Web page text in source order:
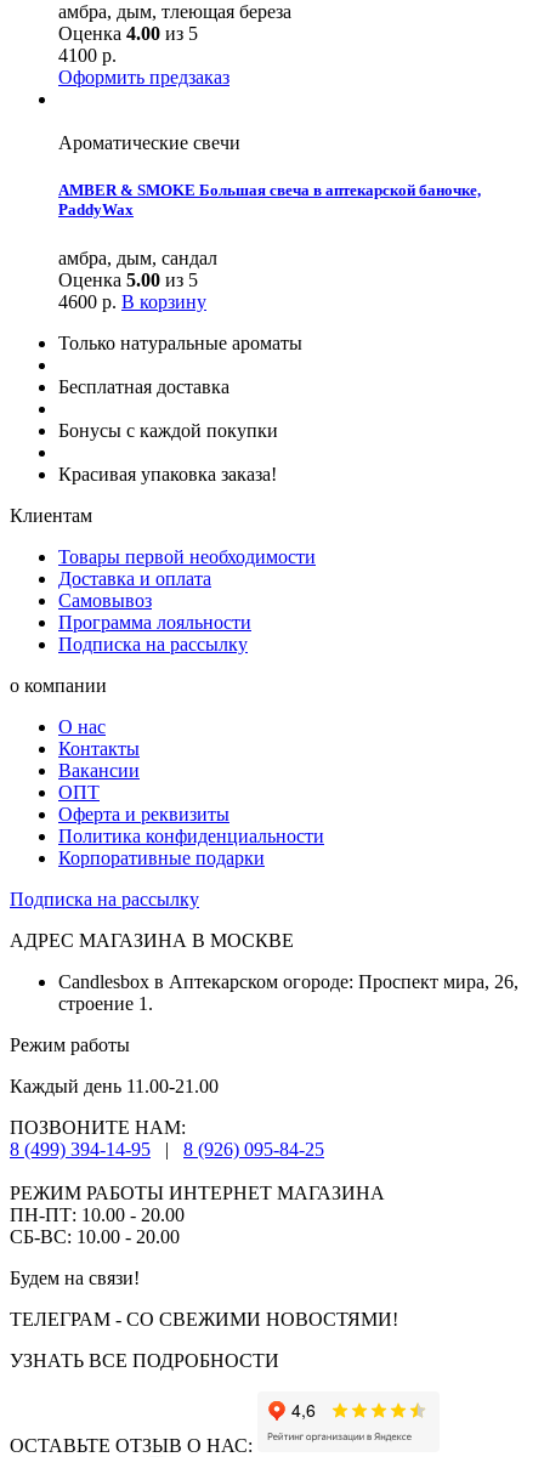
амбра, дым, тлеющая береза
Оценка 4.00 из 5
4100 р.
Оформить предзаказ
Ароматические свечи
AMBER & SMOKE Большая свеча в аптекарской баночке,
PaddyWax
амбра, дым, сандал
Оценка 5.00 из 5
4600 р. В корзину
Только натуральные ароматы
Бесплатная доставка
Бонусы с каждой покупки
Красивая упаковка заказа!
Клиентам
Товары первой необходимости
Доставка и оплата
Самовывоз
Программа лояльности
Подписка на рассылку
о компании
О нас
Контакты
Вакансии
ОПТ
Оферта и реквизиты
Политика конфиденциальности
Корпоративные подарки
Подписка на рассылку
АДРЕС МАГАЗИНА В МОСКВЕ
Candlesbox в Аптекарском огороде: Проспект мира, 26,
строение 1.
Режим работы
Каждый день 11.00-21.00
ПОЗВОНИТЕ НАМ:
8 (499) 394-14-95
| 8 (926) 095-84-25
РЕЖИМ РАБОТЫ ИНТЕРНЕТ МАГАЗИНА
ПН-ПТ: 10.00 - 20.00
СБ-ВС: 10.00 - 20.00
Будем на связи!
ТЕЛЕГРАМ - СО СВЕЖИМИ НОВОСТЯМИ!
УЗНАТЬ ВСЕ ПОДРОБНОСТИ
ОСТАВЬТЕ ОТЗЫВ О НАС: